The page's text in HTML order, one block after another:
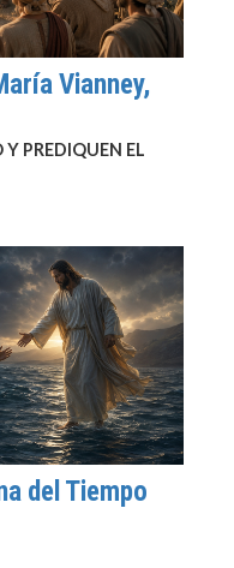
Vianney,
PREDIQUEN EL
del Tiempo